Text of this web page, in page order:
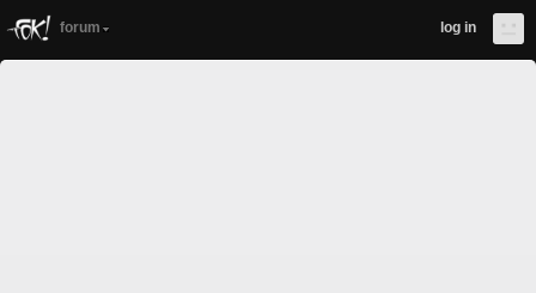
forum log in